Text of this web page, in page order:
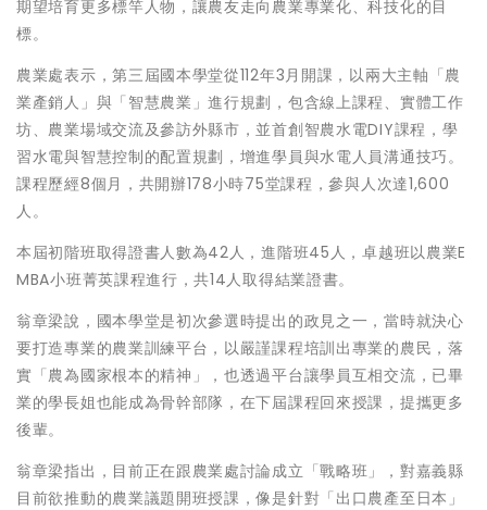
期望培育更多標竿人物，讓農友走向農業專業化、科技化的目
標。
農業處表示，第三屆國本學堂從112年3月開課，以兩大主軸「農
業產銷人」與「智慧農業」進行規劃，包含線上課程、實體工作
坊、農業場域交流及參訪外縣市，並首創智農水電DIY課程，學
習水電與智慧控制的配置規劃，增進學員與水電人員溝通技巧。
課程歷經8個月，共開辦178小時75堂課程，參與人次達1,600
人。
本屆初階班取得證書人數為42人，進階班45人，卓越班以農業E
MBA小班菁英課程進行，共14人取得結業證書。
翁章梁說，國本學堂是初次參選時提出的政見之一，當時就決心
要打造專業的農業訓練平台，以嚴謹課程培訓出專業的農民，落
實「農為國家根本的精神」，也透過平台讓學員互相交流，已畢
業的學長姐也能成為骨幹部隊，在下屆課程回來授課，提攜更多
後輩。
翁章梁指出，目前正在跟農業處討論成立「戰略班」，對嘉義縣
目前欲推動的農業議題開班授課，像是針對「出口農產至日本」